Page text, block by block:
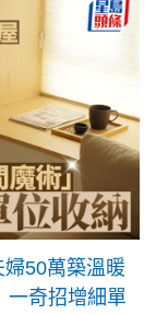
50萬築溫暖
一奇招增細單